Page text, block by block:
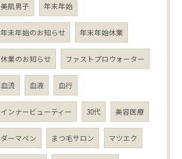
美肌男子 年末年始
年末年始のお知らせ 年末年始休業
休業のお知らせ ファストプロウォーター
血流 血液 血行
インナービューティー 30代 美容医療
ダーマペン まつ毛サロン マツエク